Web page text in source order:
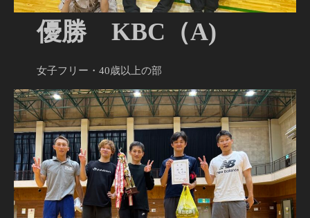
優勝 KBC（A)
女子フリー・40歳以上の部